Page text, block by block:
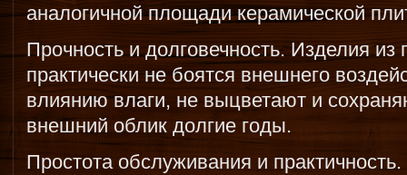
аналогичной площади керамической
Прочность и долговечность. Изделия из
практически не боятся внешнего
влиянию влаги, не выцветают и
внешний облик долгие годы.
Простота обслуживания и